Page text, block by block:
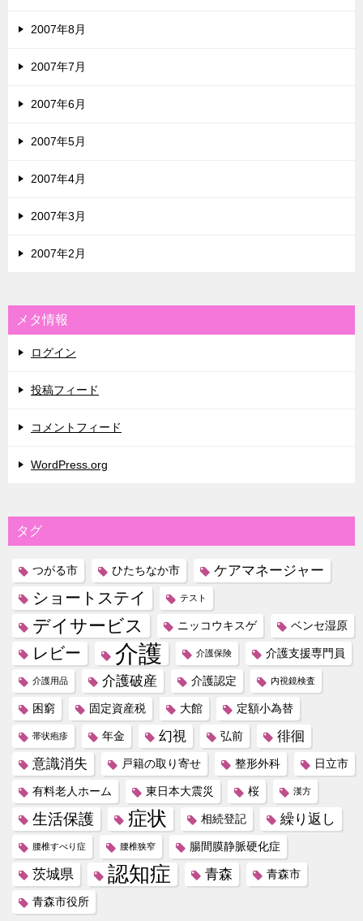
2007年8月
2007年7月
2007年6月
2007年5月
2007年4月
2007年3月
2007年2月
メタ情報
ログイン
投稿フィード
コメントフィード
WordPress.org
タグ
つがる市 ひたちなか市 ケアマネージャー
ショートステイ テスト
デイサービス ニッコウキスゲ ベンセ湿原
レビー 介護 介護保険 介護支援専門員
介護用品 介護破産 介護認定 内視鏡検査
困窮 固定資産税 大館 定額小為替
帯状疱疹 年金 幻視 弘前
徘徊
意識消失
戸籍の取り寄せ 整形外科 日立市
有料老人ホーム 東日本大震災 桜 漢方
生活保護 症状 相続登記 繰り返し
腰椎すべり症 腰椎狭窄 腸間膜静脈硬化症
茨城県 認知症 青森 青森市
青森市役所